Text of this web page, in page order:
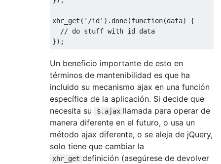
xhr_get ( '/id' ). done(function(data)
{
// do stuff with id data
});
Un beneficio importante de esto en
términos de mantenibilidad es que ha
incluido su mecanismo ajax en una función
específica de la aplicación. Si decide que
necesita su
$.ajax llamada para operar de
manera diferente en el futuro, o usa un
método ajax diferente, o se aleja de jQuery,
solo tiene que cambiar la
xhr_get definición (asegúrese de devolver